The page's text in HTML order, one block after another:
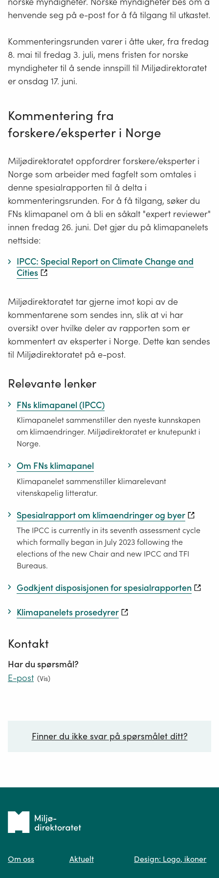
henvende seg på e-post for å få tilgang til utkastet.
Kommenteringsrunden varer i åtte uker, fra fredag
8. mai til fredag 3. juli, mens fristen for norske
myndigheter til å sende innspill til Miljødirektoratet
er onsdag 17. juni.
Kommentering fra
forskere/eksperter i Norge
Miljødirektoratet oppfordrer forskere/eksperter i
Norge som arbeider med fagfelt som omtales i
denne spesialrapporten til å delta i
kommenteringsrunden. For å få tilgang, søker du
FNs klimapanel om å bli en såkalt "expert reviewer"
innen fredag 26. juni. Det gjør du på klimapanelets
nettside:
IPCC: Special Report on Climate Change and
Cities
Miljødirektoratet tar gjerne imot kopi av de
kommentarene som sendes inn, slik at vi har
oversikt over hvilke deler av rapporten som er
kommentert av eksperter i Norge. Dette kan sendes
til Miljødirektoratet på e-post.
Relevante lenker
FNs klimapanel (IPCC)
Klimapanelet sammenstiller den nyeste kunnskapen
om klimaendringer. Miljødirektoratet er knutepunkt i
Norge.
Om FNs klimapanel
Klimapanelet sammenstiller klimarelevant
vitenskapelig litteratur.
Spesialrapport om klimaendringer og byer
The IPCC is currently in its seventh assessment cycle
which formally began in July 2023 following the
elections of the new Chair and new IPCC and TFI
Bureaus.
Godkjent disposisjonen for spesialrapporten
Klimapanelets prosedyrer
Kontakt
Har du spørsmål?
E-post (Vis)
Finner du ikke svar på spørsmålet ditt?
Tilbake
forsiden
Om oss Aktuelt Design: Logo, ikoner